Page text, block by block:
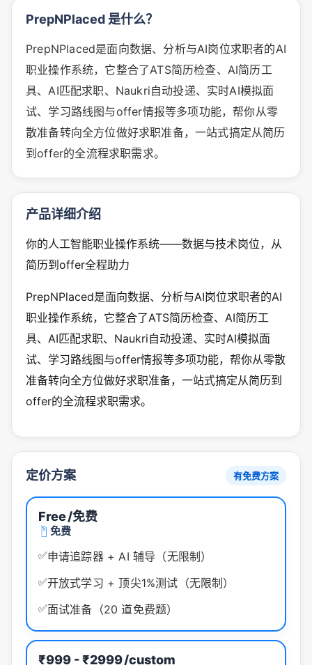
PrepNPlaced 是什么？
PrepNPlaced是面向数据、分析与AI岗位求职者的AI
职业操作系统，它整合了ATS简历检查、AI简历工
具、AI匹配求职、Naukri自动投递、实时AI模拟面
试、学习路线图与offer情报等多项功能，帮你从零
散准备转向全方位做好求职准备，一站式搞定从简历
到offer的全流程求职需求。
产品详细介绍
你的人工智能职业操作系统——数据与技术岗位，从
简历到offer全程助力
PrepNPlaced是面向数据、分析与AI岗位求职者的AI
职业操作系统，它整合了ATS简历检查、AI简历工
具、AI匹配求职、Naukri自动投递、实时AI模拟面
试、学习路线图与offer情报等多项功能，帮你从零散
准备转向全方位做好求职准备，一站式搞定从简历到
offer的全流程求职需求。
定价方案 有免费方案
Free/免费
免费
✅申请追踪器 + AI 辅导（无限制）
✅开放式学习 + 顶尖1%测试（无限制）
✅面试准备（20 道免费题）
₹999 - ₹2999/custom